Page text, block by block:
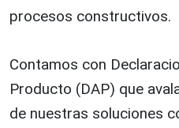
procesos constructivos.
Contamos con
Producto (DAP) que
de nuestras soluciones